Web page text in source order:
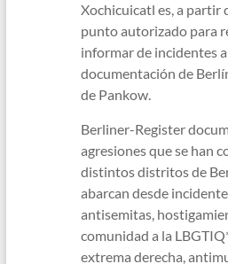
Xochicuicatl es, a partir
punto autorizado para
informar de incidentes
documentación de
de Pankow.
Berliner-Register
agresiones que se han
distintos distritos de
abarcan desde
antisemitas,
comunidad a la
extrema derecha,